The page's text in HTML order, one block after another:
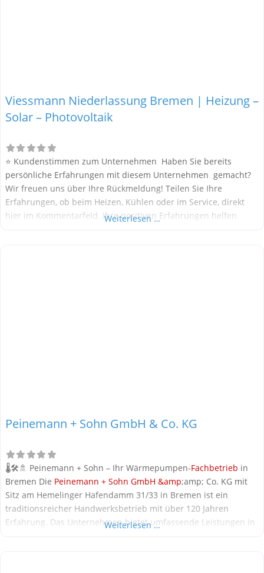
Viessmann Niederlassung Bremen | Heizung –
Solar – Photovoltaik
⭐ Kundenstimmen zum Unternehmen Haben Sie bereits
persönliche Erfahrungen mit diesem Unternehmen gemacht?
Wir freuen uns über Ihre Rückmeldung! Teilen Sie Ihre
Erfahrungen, ob beim Heizen, Kühlen oder im Service, direkt
hier im Kommentarfeld. Ihre positiven Erfahrungen helfen
Weiterlesen …
Peinemann + Sohn GmbH & Co. KG
🌡️🛠️🚿 Peinemann + Sohn – Ihr Wärmepumpen-Fachbetrieb in
Bremen Die Peinemann + Sohn GmbH &amp;amp; Co. KG mit
Sitz am Hemelinger Hafendamm 31/33 in Bremen ist ein
traditionsreicher Handwerksbetrieb mit über 120 Jahren
Erfahrung. Das Unternehmen bietet umfassende Leistungen in
Weiterlesen …